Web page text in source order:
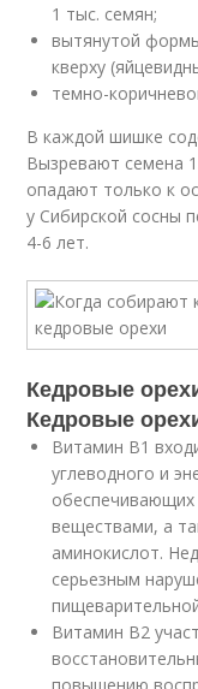
1 тыс. семян;
вытянутой
кверху
темно-
В каждой шишке
Вызревают семена
опадают только к
у Сибирской сосны
4-6 лет.
Кедровые
Кедровые
Витамин В1
углеводного и
обеспечивающих
веществами, а
аминокислот.
серьезным
Витамин В2